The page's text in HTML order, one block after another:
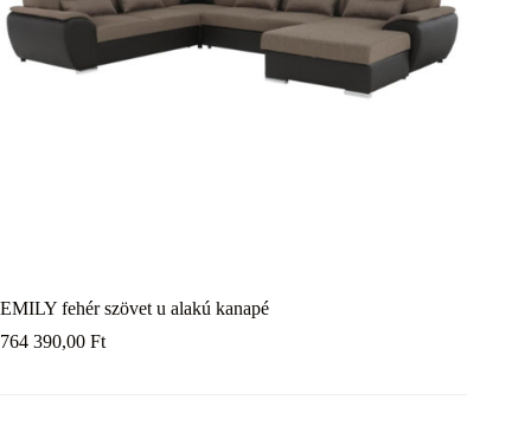
EMILY fehér szövet u alakú kanapé
764 390,00 Ft